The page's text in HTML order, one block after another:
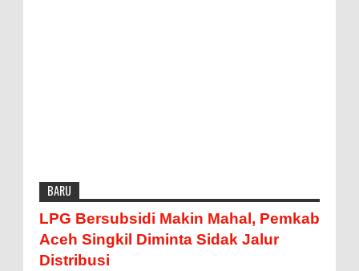
BARU
LPG Bersubsidi Makin Mahal, Pemkab
Aceh Singkil Diminta Sidak Jalur
Distribusi